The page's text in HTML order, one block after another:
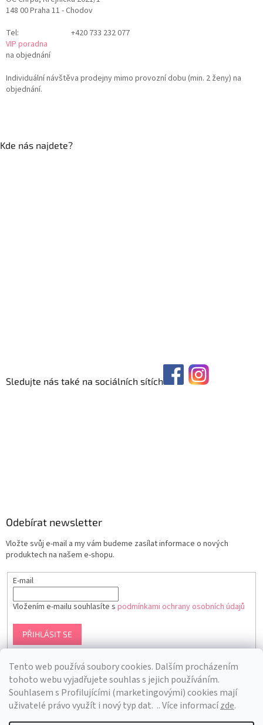
Tento web používá soubory cookies. Dalším procházením
tohoto webu vyjadřujete souhlas s jejich používáním.
Souhlasem s Profilujícími (marketingovými) cookies mají
uživatelé právo využít i nový typ dat. .. Více informacízde.
148 00 Praha 11 - Chodov
Tel:
+420 733 232 077
VIP poradna
na objednání
Individuální návštěva prodejny mimo provozní dobu (min. 2 ženy) na
objednání.
Kde nás najdete?
Sledujte nás také na sociálních sítích
Odebírat newsletter
Vložte svůj e-mail a my vám budeme zasílat informace o nových
produktech na našem e-shopu.
E-mail
Vložením e-mailu souhlasíte s podmínkami ochrany osobních údajů
PŘIHLÁSIT SE